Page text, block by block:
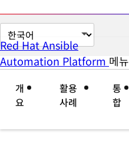
페
이
지
경
Red Hat Ansible
Automation Platform 메뉴
개
요
활용
사례
통
합